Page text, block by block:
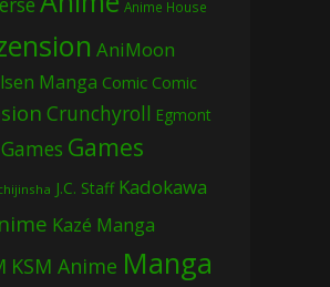
Anime House
AniMoon
Manga Comic Comic
Crunchyroll Egmont
Games Games
J.C. Staff Kadokawa
Kazé Manga
KSM Anime Manga